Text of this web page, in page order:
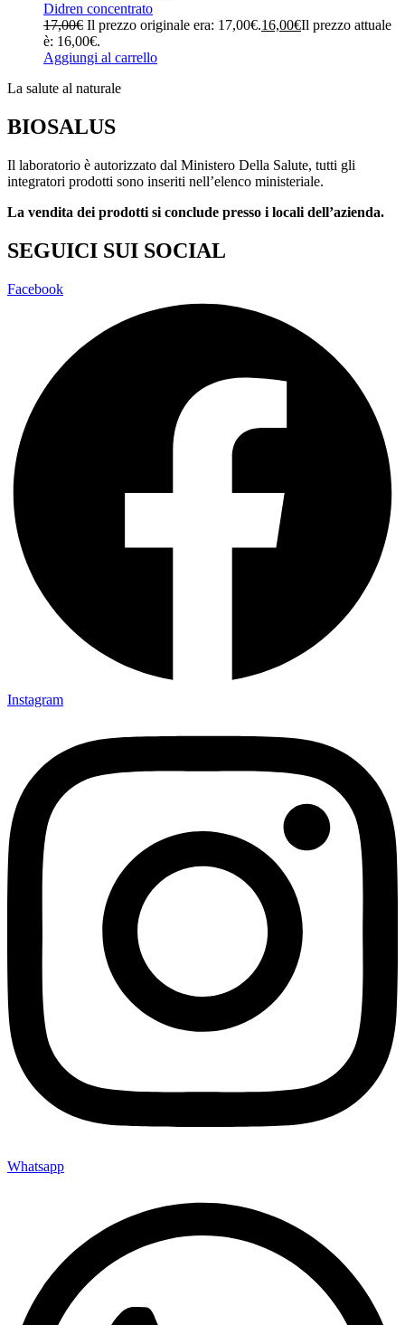
Didren concentrato
17,00€ Il prezzo originale era: 17,00€.16,00€Il prezzo attuale
è: 16,00€.
Aggiungi al carrello
La salute al naturale
BIOSALUS
Il laboratorio è autorizzato dal Ministero Della Salute, tutti gli
integratori prodotti sono inseriti nell’elenco ministeriale.
La vendita dei prodotti si conclude presso i locali dell’azienda.
SEGUICI SUI SOCIAL
Facebook
Instagram
Whatsapp